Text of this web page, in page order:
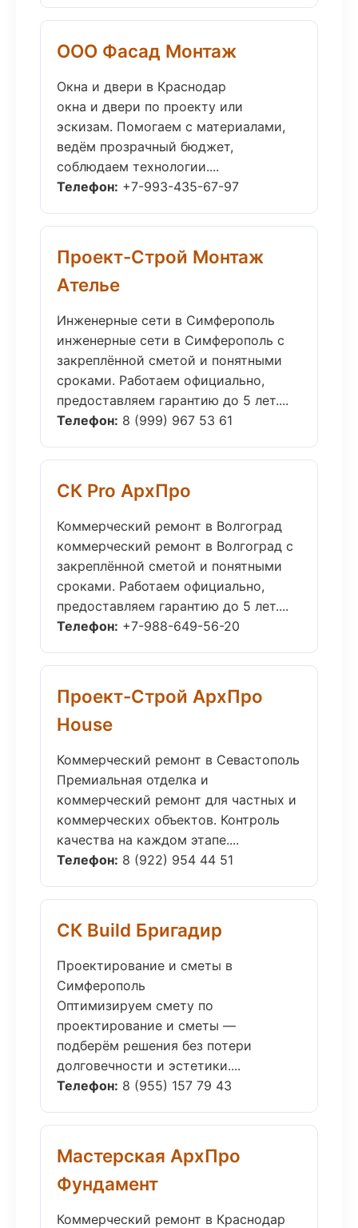
ООО Фасад Монтаж
Окна и двери в Краснодар
окна и двери по проекту или
эскизам. Помогаем с материалами,
ведём прозрачный бюджет,
соблюдаем технологии....
Телефон: +7-993-435-67-97
Проект-Строй Монтаж
Ателье
Инженерные сети в Симферополь
инженерные сети в Симферополь с
закреплённой сметой и понятными
сроками. Работаем официально,
предоставляем гарантию до 5 лет....
Телефон: 8 (999) 967 53 61
СК Pro АрхПро
Коммерческий ремонт в Волгоград
коммерческий ремонт в Волгоград с
закреплённой сметой и понятными
сроками. Работаем официально,
предоставляем гарантию до 5 лет....
Телефон: +7-988-649-56-20
Проект-Строй АрхПро
House
Коммерческий ремонт в Севастополь
Премиальная отделка и
коммерческий ремонт для частных и
коммерческих объектов. Контроль
качества на каждом этапе....
Телефон: 8 (922) 954 44 51
СК Build Бригадир
Проектирование и сметы в
Симферополь
Оптимизируем смету по
проектирование и сметы —
подберём решения без потери
долговечности и эстетики....
Телефон: 8 (955) 157 79 43
Мастерская АрхПро
Фундамент
Коммерческий ремонт в Краснодар